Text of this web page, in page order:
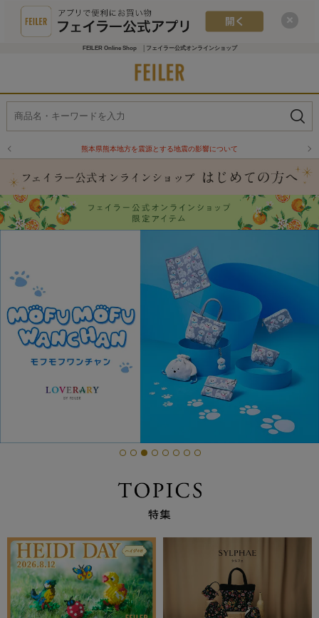
FEILER Online Shop │フェイラー公式オンラインショップ
熊本県熊本地方を震源とする地震の影響について